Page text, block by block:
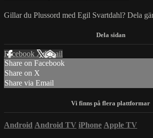
Gillar du Plussord med Egil Svartdahl? Dela
Facebook XEmail
Share on Facebook
Share on X
Share via Email
Android Android TV iPhone Apple TV